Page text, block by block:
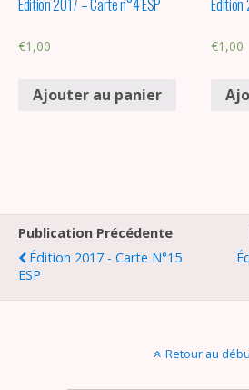
€1,00
Ajouter au panier
€1,00
Publication Précédente
Édition 2017 - Carte N°15
ESP
Retour au